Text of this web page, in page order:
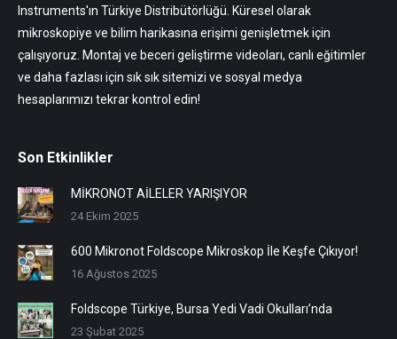
Instruments'ın Türkiye Distribütörlüğü. Küresel olarak
mikroskopiye ve bilim harikasına erişimi genişletmek için
çalışıyoruz. Montaj ve beceri geliştirme videoları, canlı eğitimler
ve daha fazlası için sık sık sitemizi ve sosyal medya
hesaplarımızı tekrar kontrol edin!
Son Etkinlikler
MİKRONOT AİLELER YARIŞIYOR
24 Ekim 2025
600 Mikronot Foldscope Mikroskop İle Keşfe Çıkıyor!
16 Ağustos 2025
Foldscope Türkiye, Bursa Yedi Vadi Okulları’nda
23 Şubat 2025